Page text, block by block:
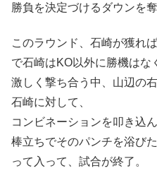
勝負を決定づけるダウンを奪
このラウンド、石崎が獲れ
で石崎はKO以外に勝機はな
激しく撃ち合う中、山辺の
石崎に対して、
コンビネーションを叩き込ん
棒立ちでそのパンチを浴び
って入って、試合が終了。